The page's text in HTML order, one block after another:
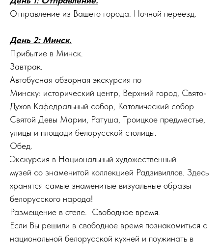
Отправление из Вашего города. Ночной переезд.
День 2: Минск.
Прибытие в Минск.
Завтрак.
Автобусная обзорная экскурсия по
Минску: исторический центр, Верхний город, Свято-
Духов Кафедральный собор, Католический собор
Святой Девы Марии, Ратуша, Троицкое предместье,
улицы и площади белорусской столицы.
Обед.
Экскурсия в Национальный художественный
музей со знаменитой коллекцией Радзивиллов. Здесь
хранятся самые знаменитые визуальные образы
белорусского народа!
Размещение в отеле. Свободное время.
Если Вы решили в свободное время познакомиться с
национальной белорусской кухней и поужинать в